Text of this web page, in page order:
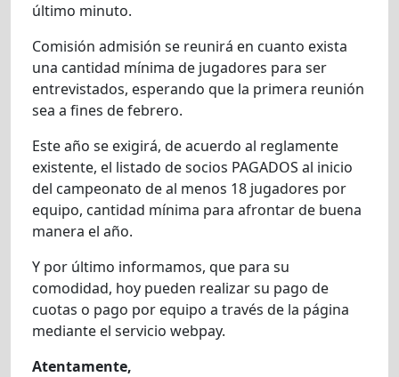
último minuto.
Comisión admisión se reunirá en cuanto exista
una cantidad mínima de jugadores para ser
entrevistados, esperando que la primera reunión
sea a fines de febrero.
Este año se exigirá, de acuerdo al reglamente
existente, el listado de socios PAGADOS al inicio
del campeonato de al menos 18 jugadores por
equipo, cantidad mínima para afrontar de buena
manera el año.
Y por último informamos, que para su
comodidad, hoy pueden realizar su pago de
cuotas o pago por equipo a través de la página
mediante el servicio webpay.
Atentamente,